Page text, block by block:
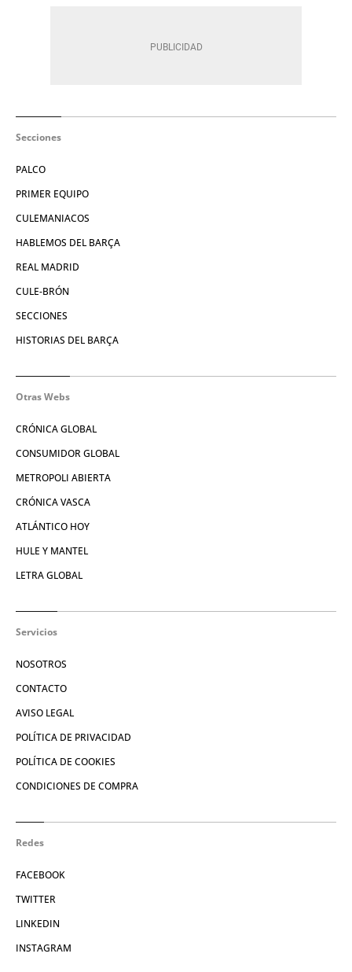
Secciones
PALCO
PRIMER EQUIPO
CULEMANIACOS
HABLEMOS DEL BARÇA
REAL MADRID
CULE-BRÓN
SECCIONES
HISTORIAS DEL BARÇA
Otras Webs
CRÓNICA GLOBAL
CONSUMIDOR GLOBAL
METROPOLI ABIERTA
CRÓNICA VASCA
ATLÁNTICO HOY
HULE Y MANTEL
LETRA GLOBAL
Servicios
NOSOTROS
CONTACTO
AVISO LEGAL
POLÍTICA DE PRIVACIDAD
POLÍTICA DE COOKIES
CONDICIONES DE COMPRA
Redes
FACEBOOK
TWITTER
LINKEDIN
INSTAGRAM